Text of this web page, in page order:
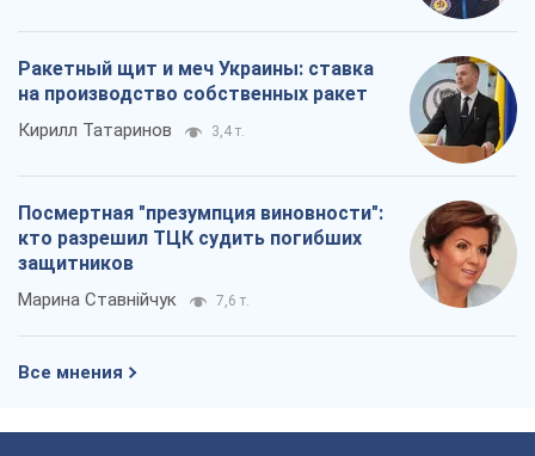
Ракетный щит и меч Украины: ставка
на производство собственных ракет
Кирилл Татаринов 3,4 т.
Посмертная "презумпция виновности":
кто разрешил ТЦК судить погибших
защитников
Марина Ставнійчук 7,6 т.
Все мнения